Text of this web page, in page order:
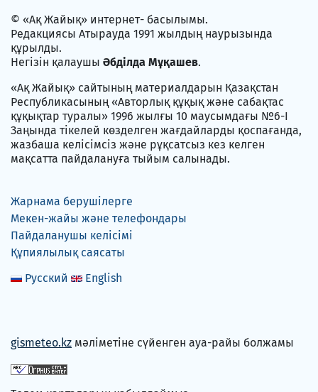
© «Ақ Жайық» интернет- басылымы.
Редакциясы Атырауда 1991 жылдың наурызында
құрылды.
Негізін қалаушы Әбділда Мұқашев.
«Ақ Жайық» сайтының материалдарын Қазақстан
Республикасының «Авторлық құқық және сабақтас
құқықтар туралы» 1996 жылғы 10 маусымдағы №6-I
Заңында тікелей көзделген жағдайларды қоспағанда,
жазбаша келісімсіз және рұқсатсыз кез келген
мақсатта пайдалануға тыйым салынады.
Жарнама берушілерге
Мекен-жайы және телефондары
Пайдаланушы келісімі
Құпиялылық саясаты
Русский
English
gismeteo.kz мәліметіне сүйенген ауа-райы болжамы